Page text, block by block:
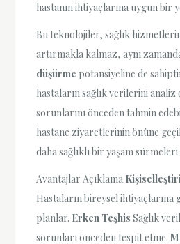
hastanın ihtiyaçlarına uygun bir
Bu teknolojiler, sağlık
artırmakla kalmaz, aynı
düşürme potansiyeline de
hastaların sağlık verilerini analiz
sorunlarını önceden tahmin
hastane ziyaretlerinin önüne
daha sağlıklı bir yaşam sürmeleri
Avantajlar Açıklama
Hastaların bireysel
planlar. Erken Teşhis Sağlık
sorunları önceden tespit etme.